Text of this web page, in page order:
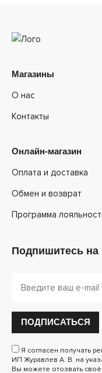
Магазины
О нас
Контакты
Онлайн-магазин
Оплата и доставка
Обмен и возврат
Программа
Подпишитесь на
ПОДПИСАТЬСЯ
Я согласен получать
ИП Журавлев А. В. на
Вы можете отозвать своё